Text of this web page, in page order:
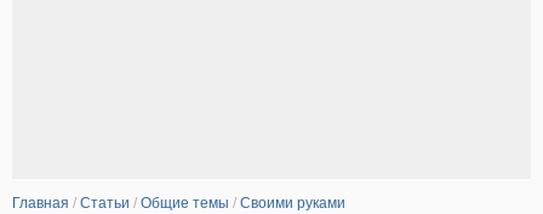
Главная / Статьи / Общие темы / Своими руками